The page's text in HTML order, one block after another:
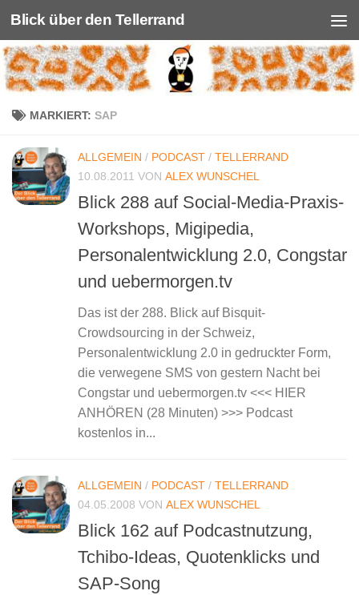
Unter dem Inhalt
Blick über den Tellerrand
MARKIERT: SAP
ALLGEMEIN / PODCAST / TELLERRAND
10.08.2011 VON ALEX WUNSCHEL
Blick 288 auf Social-Media-Praxis-
Workshops, Migipedia,
Personalentwicklung 2.0, Congstar
und uebermorgen.tv
Das ist der 288. Blick auf Bisquit-
Crowdsourcing in der Schweiz,
Personalentwicklung 2.0 in gedruckter Form,
die verwegene SMS von gestern Nacht bei
Congstar und uebermorgen.tv <<< HIER
ANHÖREN (28 Minuten) >>> Podcast
kostenlos in...
ALLGEMEIN / PODCAST / TELLERRAND
04.05.2008 VON ALEX WUNSCHEL
Blick 162 auf Podcastnutzung,
Tchibo-Ideas, Quotenklicks und
SAP-Song